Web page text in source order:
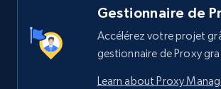
Gestionnaire de
Accélérez votre projet
gestionnaire de Proxy
Learn about Proxy